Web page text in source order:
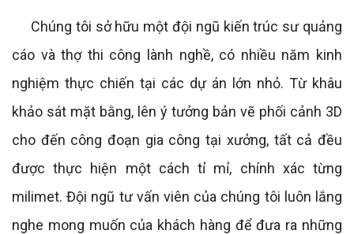
Chúng tôi sở hữu một đội ngũ kiến trúc sư quảng
cáo và thợ thi công lành nghề, có nhiều năm kinh
nghiệm thực chiến tại các dự án lớn nhỏ. Từ khâu
khảo sát mặt bằng, lên ý tưởng bản vẽ phối cảnh 3D
cho đến công đoạn gia công tại xưởng, tất cả đều
được thực hiện một cách tỉ mỉ, chính xác từng
milimet. Đội ngũ tư vấn viên của chúng tôi luôn lắng
nghe mong muốn của khách hàng để đưa ra những